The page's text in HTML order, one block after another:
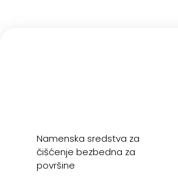
Namenska sredstva za
čišćenje bezbedna za
površine